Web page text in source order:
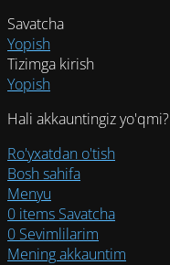
Savatcha
Yopish
Tizimga kirish
Yopish
Hali akkauntingiz yo'qmi?
Ro'yxatdan o'tish
Bosh sahifa
Menyu
0 items Savatcha
0 Sevimlilarim
Mening akkauntim